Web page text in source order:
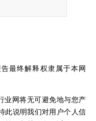
最终解释权隶属于本网
业网将无可避免地与您产
此说明我们对用户个人信